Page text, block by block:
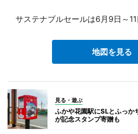
サステナブルセールは6月9日～11
地図を見る
見る・遊ぶ
ふかや花園駅にSLとふっか
が記念スタンプ寄贈も